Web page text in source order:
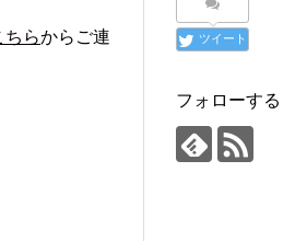
ツイート
フォローする
ちらからご連